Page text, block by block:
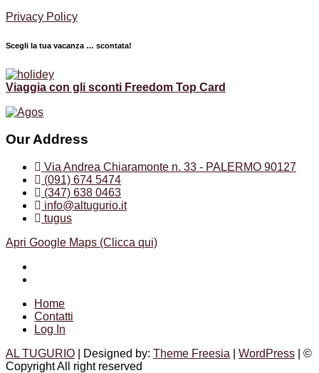
Privacy Policy
Scegli la tua vacanza … scontata!
Viaggia con gli sconti Freedom Top Card
Our Address
Via Andrea Chiaramonte n. 33 - PALERMO 90127
(091) 674 5474
(347) 638 0463
info@altugurio.it
tugus
Apri Google Maps (Clicca qui)
Home
Contatti
Log In
AL TUGURIO | Designed by: Theme Freesia WordPress | ©
Copyright All right reserved